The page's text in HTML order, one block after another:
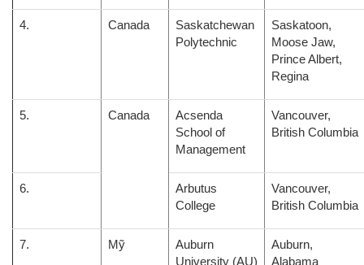
4. Canada
Saskatchewan
Polytechnic
Saskatoon,
Moose Jaw,
Prince Albert,
Regina
5. Canada
Acsenda
School of
Management
Vancouver,
British Columbia
6.
Arbutus
College
Vancouver,
British Columbia
7. Mỹ
Auburn
University (AU)
Auburn,
Alabama